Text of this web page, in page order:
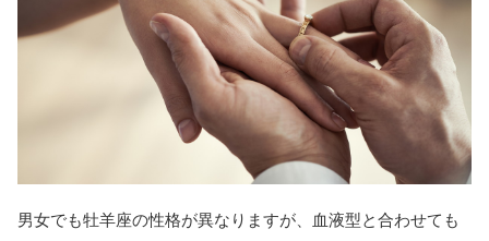
男女でも牡羊座の性格が異なりますが、血液型と合わせても